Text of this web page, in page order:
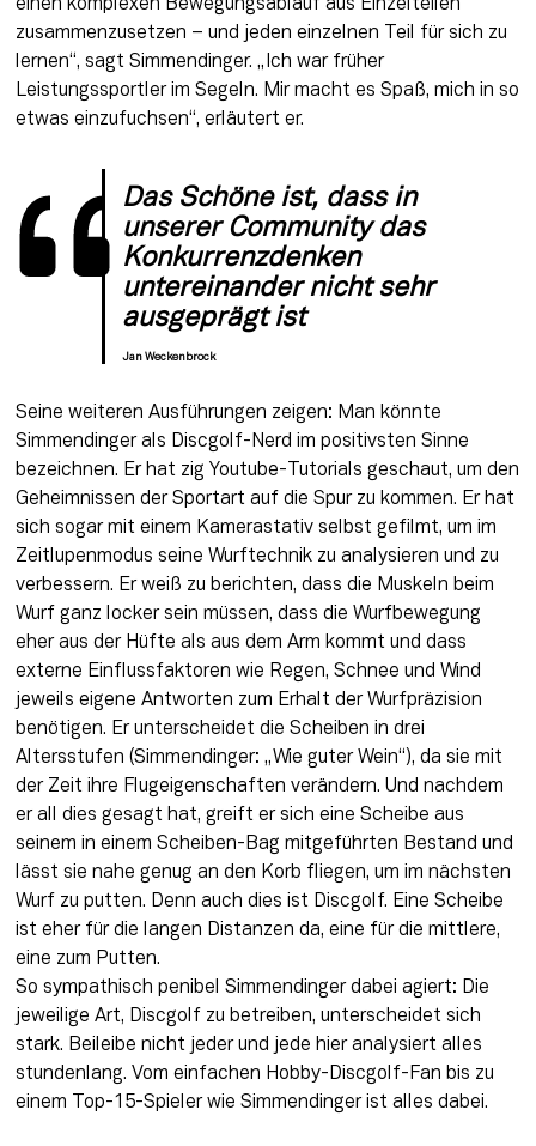
einen komplexen Bewegungsablauf aus Einzelteilen
zusammenzusetzen – und jeden einzelnen Teil für sich zu
lernen“, sagt Simmendinger. „Ich war früher
Leistungssportler im Segeln. Mir macht es Spaß, mich in so
etwas einzufuchsen“, erläutert er.
Das Schöne ist, dass in
unserer Community das
Konkurrenzdenken
untereinander nicht sehr
ausgeprägt ist
Jan Weckenbrock
Seine weiteren Ausführungen zeigen: Man könnte
Simmendinger als Discgolf-Nerd im positivsten Sinne
bezeichnen. Er hat zig Youtube-Tutorials geschaut, um den
Geheimnissen der Sportart auf die Spur zu kommen. Er hat
sich sogar mit einem Kamerastativ selbst gefilmt, um im
Zeitlupenmodus seine Wurftechnik zu analysieren und zu
verbessern. Er weiß zu berichten, dass die Muskeln beim
Wurf ganz locker sein müssen, dass die Wurfbewegung
eher aus der Hüfte als aus dem Arm kommt und dass
externe Einflussfaktoren wie Regen, Schnee und Wind
jeweils eigene Antworten zum Erhalt der Wurfpräzision
benötigen. Er unterscheidet die Scheiben in drei
Altersstufen (Simmendinger: „Wie guter Wein“), da sie mit
der Zeit ihre Flugeigenschaften verändern. Und nachdem
er all dies gesagt hat, greift er sich eine Scheibe aus
seinem in einem Scheiben-Bag mitgeführten Bestand und
lässt sie nahe genug an den Korb fliegen, um im nächsten
Wurf zu putten. Denn auch dies ist Discgolf. Eine Scheibe
ist eher für die langen Distanzen da, eine für die mittlere,
eine zum Putten.
So sympathisch penibel Simmendinger dabei agiert: Die
jeweilige Art, Discgolf zu betreiben, unterscheidet sich
stark. Beileibe nicht jeder und jede hier analysiert alles
stundenlang. Vom einfachen Hobby-Discgolf-Fan bis zu
einem Top-15-Spieler wie Simmendinger ist alles dabei.